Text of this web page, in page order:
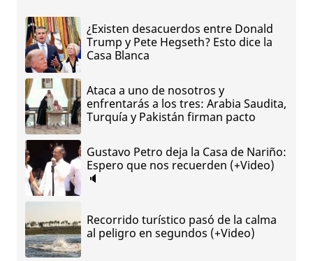
¿Existen desacuerdos entre Donald
Trump y Pete Hegseth? Esto dice la
Casa Blanca
Ataca a uno de nosotros y
enfrentarás a los tres: Arabia Saudita,
Turquía y Pakistán firman pacto
Gustavo Petro deja la Casa de Nariño:
Espero que nos recuerden (+Video)
🔈
Recorrido turístico pasó de la calma
al peligro en segundos (+Video)